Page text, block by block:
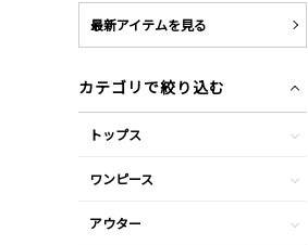
最新アイテムを見る
カテゴリで絞り込む
トップス
ワンピース
アウター